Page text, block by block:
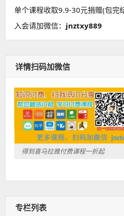
单个课程收取9.9-30元捐赠(包完结
入会请加微信： jnztxy889
详情扫码加微信
得到喜马拉雅付费课程一折起
专栏列表